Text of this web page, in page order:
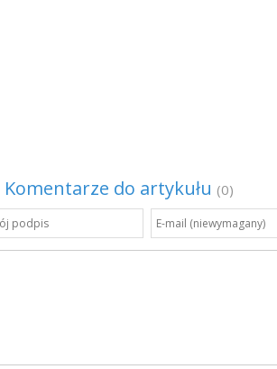
Komentarze do artykułu (0)